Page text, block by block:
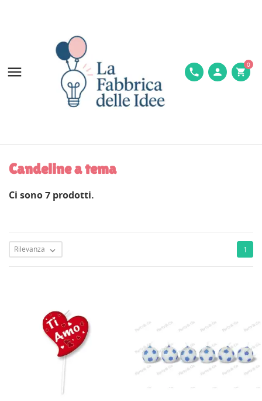
 phone person shopping_cart
0
Candeline a tema
Ci sono 7 prodotti.
Rilevanza  1